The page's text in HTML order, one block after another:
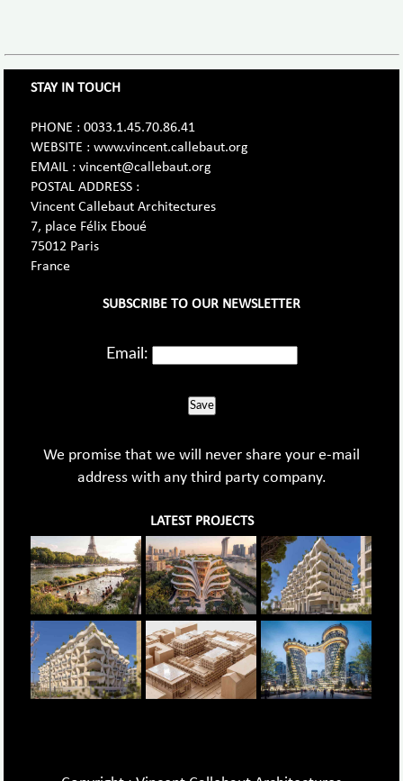
STAY IN TOUCH
PHONE : 0033.1.45.70.86.41
WEBSITE : www.vincent.callebaut.org
EMAIL : vincent@callebaut.org
POSTAL ADDRESS :
Vincent Callebaut Architectures
7, place Félix Eboué
75012 Paris
France
SUBSCRIBE TO OUR NEWSLETTER
Email:
Save
We promise that we will never share your e-mail
address with any third party company.
LATEST PROJECTS